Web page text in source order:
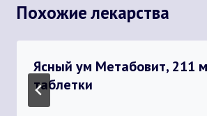
Похожие лекарства
Ясный ум Метабовит, 211
таблетки